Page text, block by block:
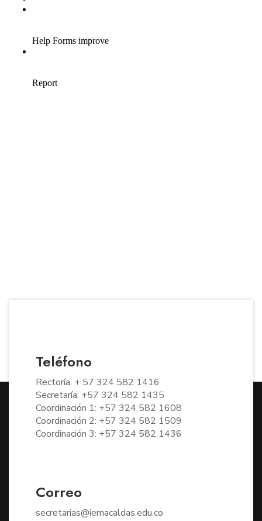
Teléfono
Rectoría: + 57 324 582 1416
Secretaría: +57 324 582 1435
Coordinación 1: +57 324 582 1608
Coordinación 2: +57 324 582 1509
Coordinación 3: +57 324 582 1436
Correo
secretarias@iemacaldas.edu.co